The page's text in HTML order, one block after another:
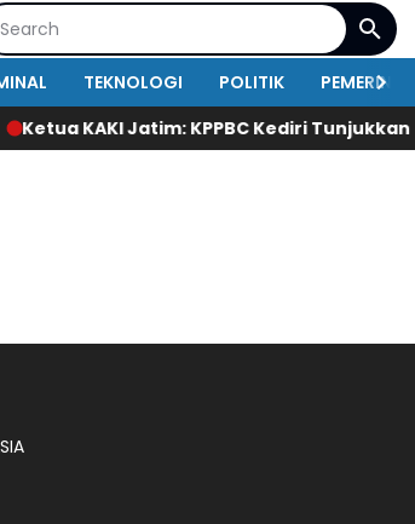
TEKNOLOGI POLITIK
Ketua KAKI Jatim: KPPBC Kediri Tunjukkan